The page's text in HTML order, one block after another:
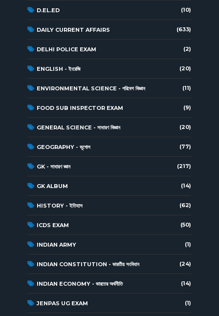
D.EL.ED (10)
DAILY CURRENT AFFAIRS (633)
DELHI POLICE EXAM (2)
ENGLISH - ইংরেজি (20)
ENVIRONMENTAL SCIENCE - পরিবেশ বিজ্ঞান (11)
FOOD SUB INSPECTOR EXAM (9)
GENERAL SCIENCE - সাধারণ বিজ্ঞান (20)
GEOGRAPHY - ভূগোল (77)
GK - সাধারণ জ্ঞান (217)
GK ALBUM (14)
HISTORY - ইতিহাস (62)
ICDS EXAM (50)
INDIAN ARMY (1)
INDIAN CONSTITUTION - ভারতীয় সংবিধান (24)
INDIAN ECONOMY - ভারতের অর্থনীতি (14)
JENPAS UG EXAM (1)